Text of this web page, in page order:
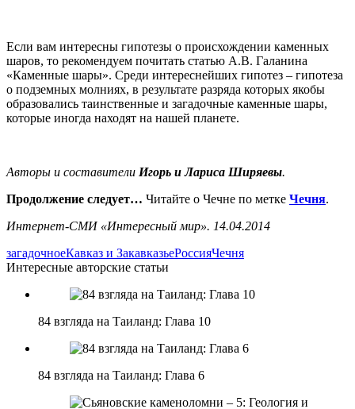
Если вам интересны гипотезы о происхождении каменных
шаров, то рекомендуем почитать статью А.В. Галанина
«Каменные шары». Среди интереснейших гипотез – гипотеза
о подземных молниях, в результате разряда которых якобы
образовались таинственные и загадочные каменные шары,
которые иногда находят на нашей планете.
Авторы и составители Игорь и Лариса Ширяевы.
Продолжение следует… Читайте о Чечне по метке Чечня.
Интернет-СМИ «Интересный мир». 14.04.2014
загадочноеКавказ и ЗакавказьеРоссияЧечня
Интересные авторские статьи
84 взгляда на Таиланд: Глава 10
84 взгляда на Таиланд: Глава 6